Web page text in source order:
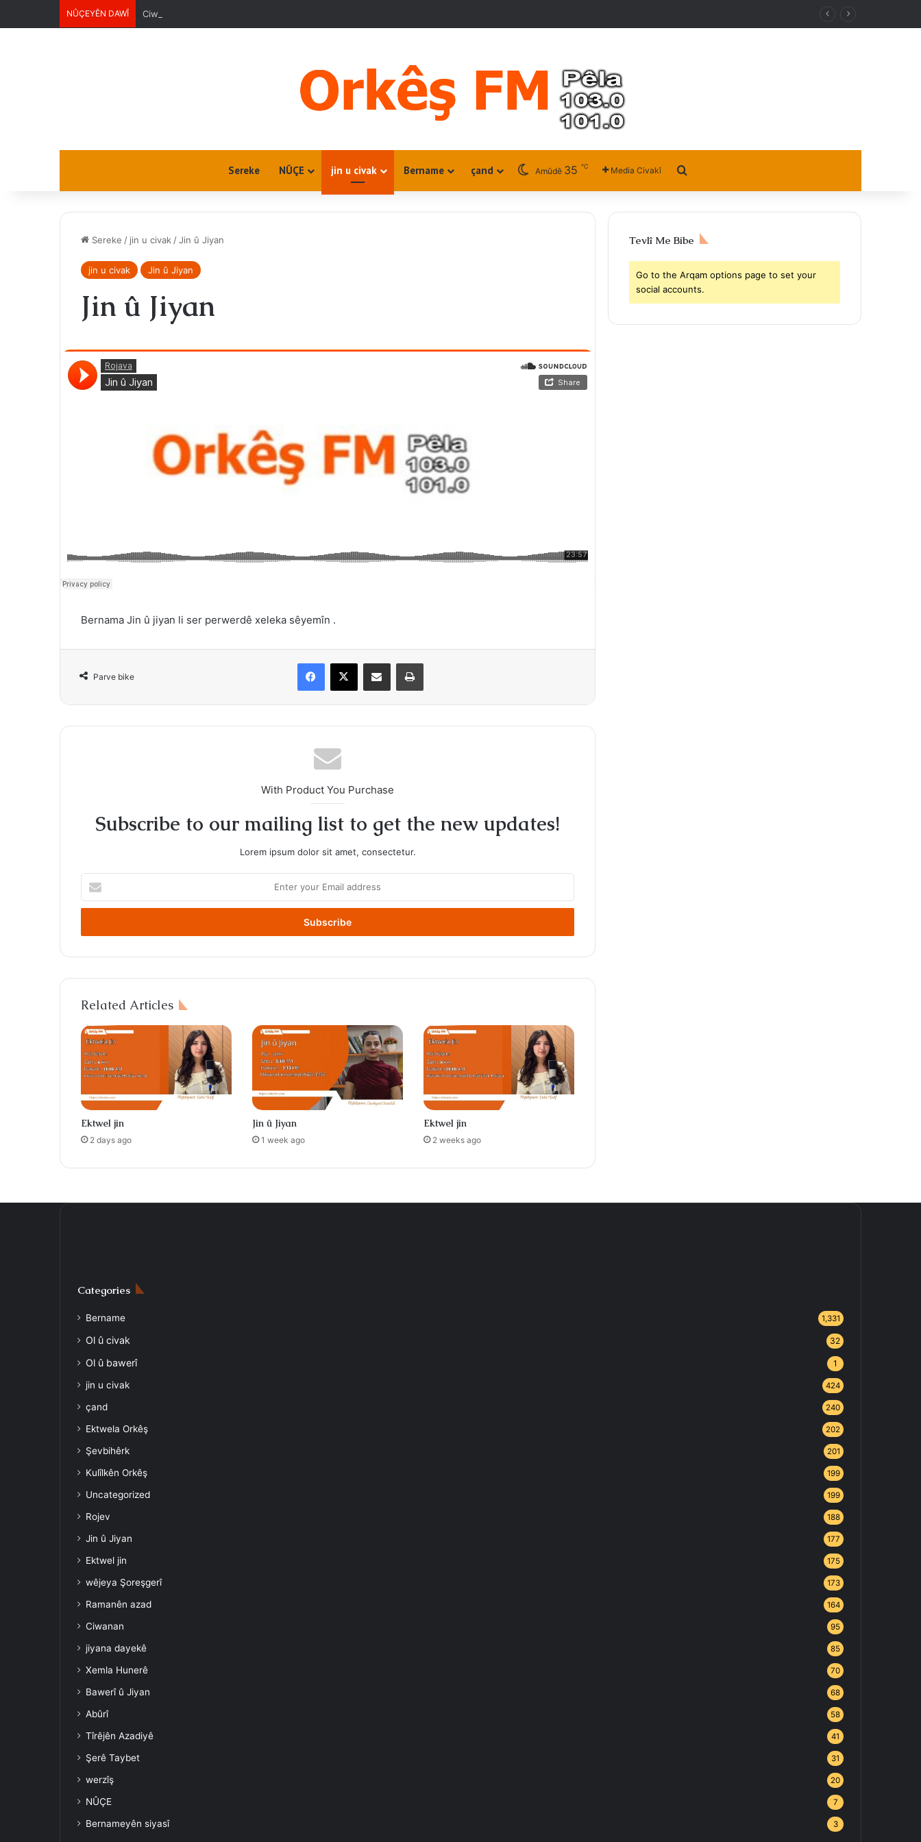
NÛÇEYÊN DAWÎ Ciwanan
Sereke NÛÇE jin u civak Bername çand Amûdê 35 ℃ Media Civakî
Sereke / jin u civak /Jin û Jiyan
jin u civak Jin û Jiyan
Jin û Jiyan
Bernama Jin û jiyan li ser perwerdê xeleka sêyemîn .
Parve bike
Facebook
X Share via Email Print
With Product You Purchase
Subscribe to our mailing list to get the new updates!
Lorem ipsum dolor sit amet, consectetur.
your
Email
Related Articles
Ektwel jin
2 days ago
Jin û Jiyan
1 week ago
Ektwel jin
2 weeks ago
Tevlî Me Bibe
Go to the Arqam options page to set your
social accounts.
Categories
Bername 1,331
Ol û civak 32
Ol û bawerî 1
jin u civak 424
çand 240
Ektwela Orkêş 202
Şevbihêrk 201
Kulîlkên Orkêş 199
Uncategorized 199
Rojev 188
Jin û Jiyan 177
Ektwel jin 175
wêjeya Şoreşgerî 173
Ramanên azad 164
Ciwanan 95
jiyana dayekê 85
Xemla Hunerê 70
Bawerî û Jiyan 68
Abûrî 58
Tîrêjên Azadiyê 41
Şerê Taybet 31
werzîş 20
NÛÇE 7
Bernameyên siyasî 3